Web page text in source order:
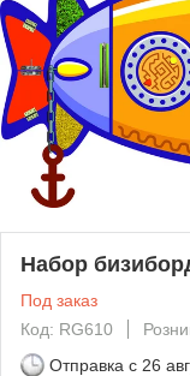
Набор
Под заказ
Код: RG610
Отправка с 26